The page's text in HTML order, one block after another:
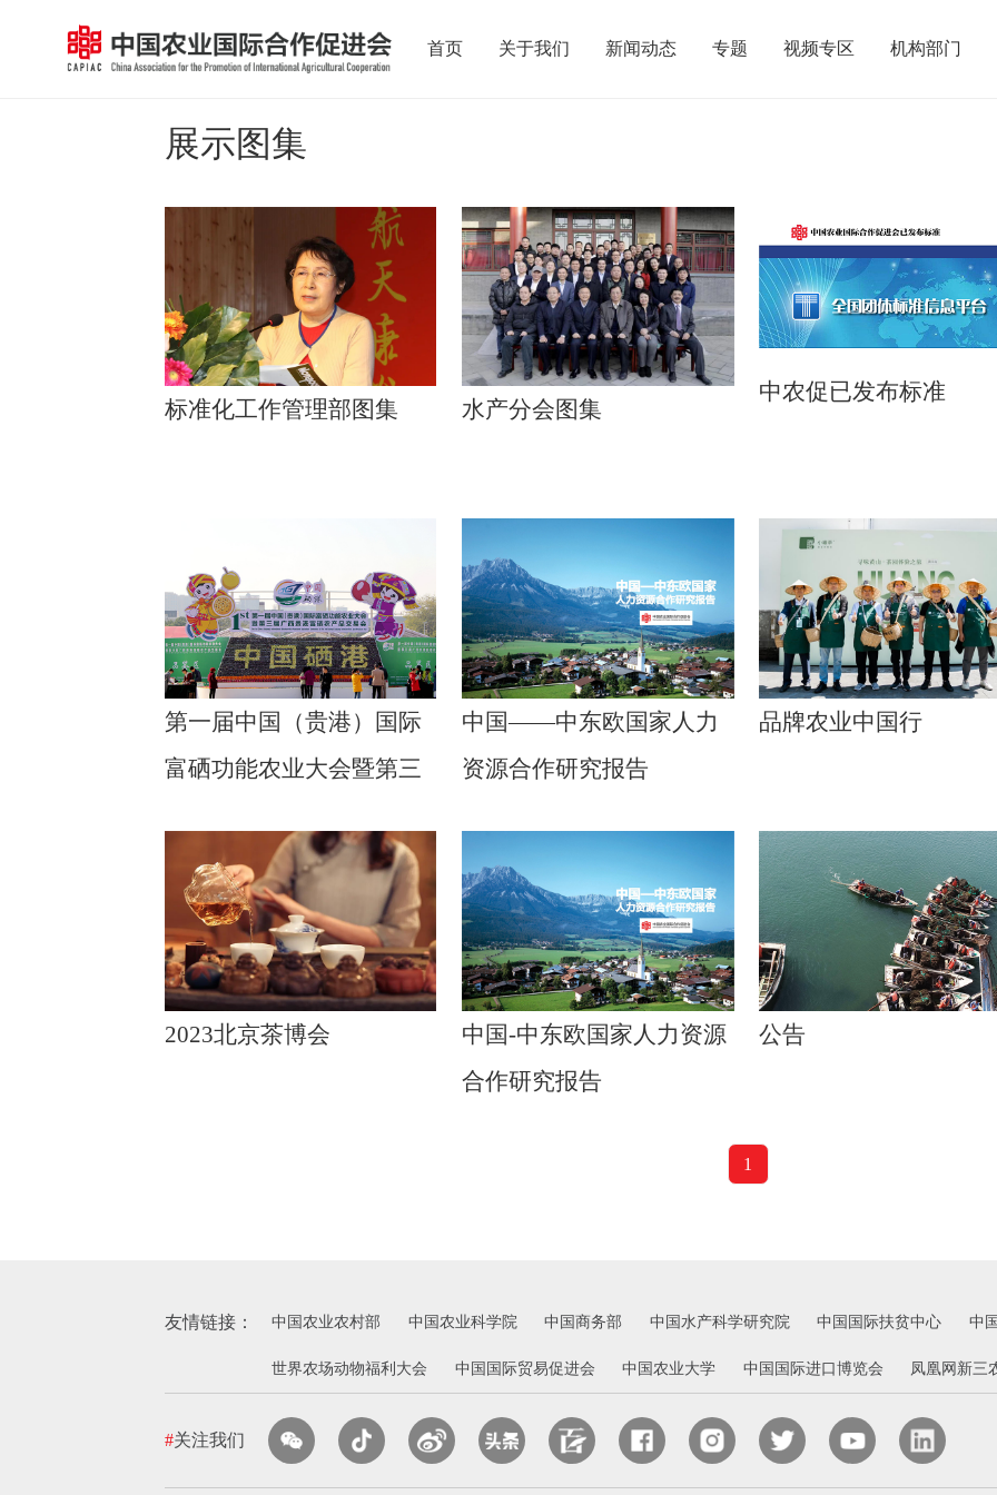
首页 关于我们 新闻动态 专题 视频专区 机构部门
展示图集
标准化工作管理部图集 水产分会图集
中农促已发布标准
第一届中国（贵港）国际
富硒功能农业大会暨第三
易会
中国——中东欧国家人力
资源合作研究报告
品牌农业中国行
2023北京茶博会
中国-中东欧国家人力资源
合作研究报告
公告
1
友情链接： 中国农业农村部 中国农业科学院 中国商务部 中国水产科学研究院 中国国际扶贫中心 中
世界农场动物福利大会 中国国际贸易促进会 中国农业大学 中国国际进口博览会 凤凰网新三
#关注我们